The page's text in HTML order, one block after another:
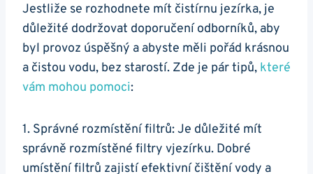
Jestliže se rozhodnete mít čistírnu jezírka, je
důležité dodržovat doporučení odborníků, aby
byl provoz úspěšný a abyste měli pořád krásnou
a čistou vodu, bez starostí. Zde je pár tipů, které
vám mohou pomoci:
1. Správné rozmístění filtrů: Je důležité mít
správně rozmístěné filtry vjezírku. Dobré
umístění filtrů zajistí efektivní čištění vody a